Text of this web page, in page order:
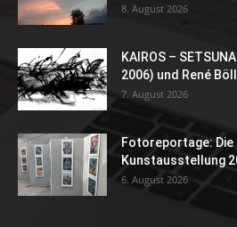
8. August 2026
KAIROS –
2006) und René Böll
7. August 2026
Fotoreportage:
Kunstausstellung
6. August 2026